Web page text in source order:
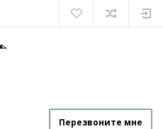
Перезвоните мне